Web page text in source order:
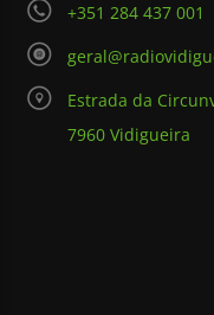
+351 284 437 001
Estrada da
7960 Vidigueira